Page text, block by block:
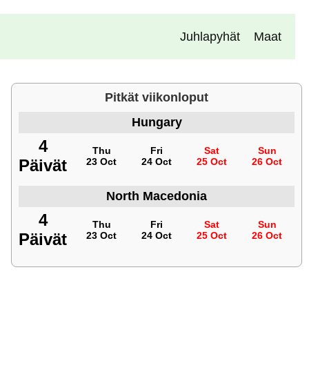
Juhlapyhät Maat
Pitkät viikonloput
Hungary
4
Päivät
Thu
23 Oct
Fri
24 Oct
Sat
25 Oct
Sun
26 Oct
North Macedonia
4
Päivät
Thu
23 Oct
Fri
24 Oct
Sat
25 Oct
Sun
26 Oct